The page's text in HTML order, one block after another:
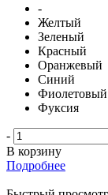
-
Желтый
Зеленый
Красный
Оранжевый
Синий
Фиолетовый
Фуксия
-
В корзину
Подробнее